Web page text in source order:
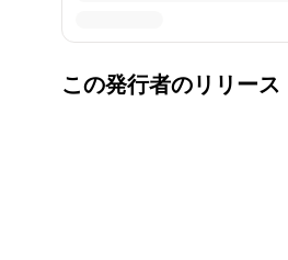
この発行者のリリース